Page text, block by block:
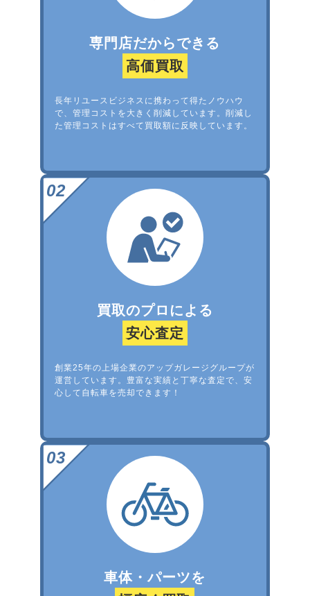
専門店だからできる
高価買取
長年リユースビジネスに携わって得たノウハウ
で、管理コストを大きく削減しています。削減し
た管理コストはすべて買取額に反映しています。
買取のプロによる
安心査定
創業25年の上場企業のアップガレージグループが
運営しています。豊富な実績と丁寧な査定で、安
心して自転車を売却できます！
車体・パーツを